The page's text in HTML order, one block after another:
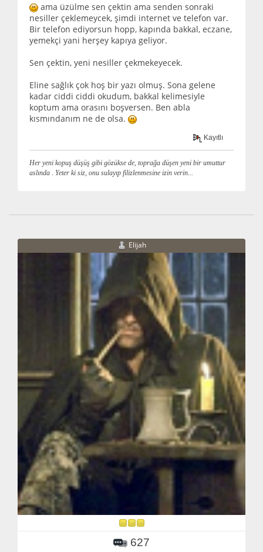
ama üzülme sen çektin ama senden sonraki
nesiller çeklemeycek, şimdi internet ve telefon var.
Bir telefon ediyorsun hopp, kapında bakkal, eczane,
yemekçi yani herşey kapıya geliyor.
Sen çektin, yeni nesiller çekmekeyecek.
Eline sağlık çok hoş bir yazı olmuş. Sona gelene
kadar ciddi ciddi okudum, bakkal kelimesiyle
koptum ama orasını boşversen. Ben abla
kısmındanım ne de olsa.
Kayıtlı
Her yeni kopuş düşüş gibi gözükse de, toprağa düşen yeni bir umuttur
aslında . Yeter ki siz, onu sulayıp filizlenmesine izin verin...
Elijah
627